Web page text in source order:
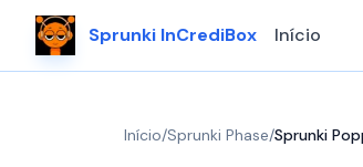
Sprunki InCrediBox Início
Início/Sprunki Phase/Sprunki